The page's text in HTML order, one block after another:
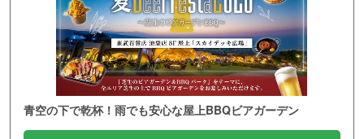
青空の下で乾杯！雨でも安心な屋上BBQビアガーデン